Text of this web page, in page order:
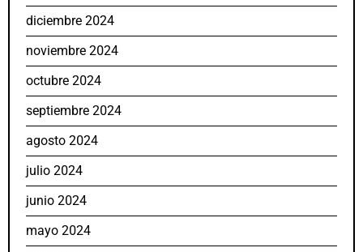
diciembre 2024
noviembre 2024
octubre 2024
septiembre 2024
agosto 2024
julio 2024
junio 2024
mayo 2024